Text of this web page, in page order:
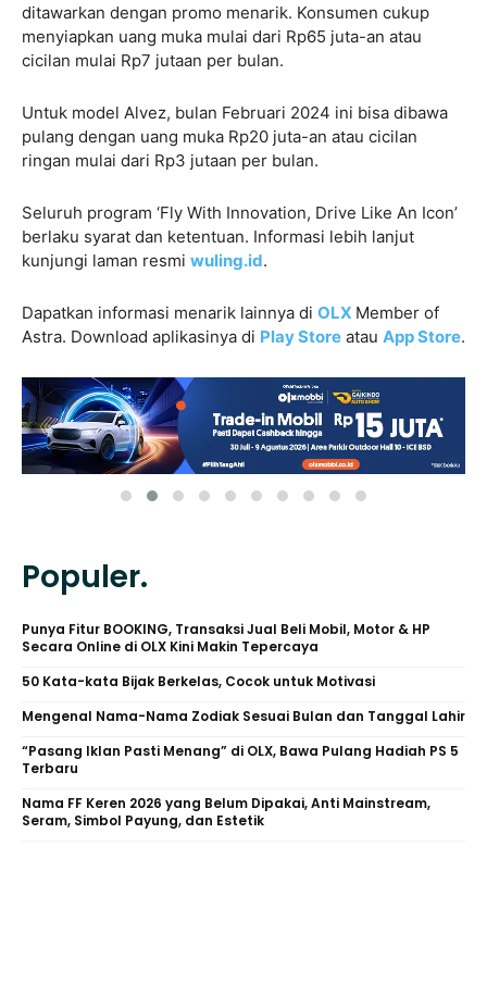
ditawarkan dengan promo menarik. Konsumen cukup
menyiapkan uang muka mulai dari Rp65 juta-an atau
cicilan mulai Rp7 jutaan per bulan.
Untuk model Alvez, bulan Februari 2024 ini bisa dibawa
pulang dengan uang muka Rp20 juta-an atau cicilan
ringan mulai dari Rp3 jutaan per bulan.
Seluruh program ‘Fly With Innovation, Drive Like An Icon’
berlaku syarat dan ketentuan. Informasi lebih lanjut
kunjungi laman resmi wuling.id.
Dapatkan informasi menarik lainnya di OLX Member of
Astra. Download aplikasinya di Play Store atau App Store.
Populer.
Punya Fitur BOOKING, Transaksi Jual Beli Mobil, Motor & HP
Secara Online di OLX Kini Makin Tepercaya
50 Kata-kata Bijak Berkelas, Cocok untuk Motivasi
Mengenal Nama-Nama Zodiak Sesuai Bulan dan Tanggal Lahir
“Pasang Iklan Pasti Menang” di OLX, Bawa Pulang Hadiah PS 5
Terbaru
Nama FF Keren 2026 yang Belum Dipakai, Anti Mainstream,
Seram, Simbol Payung, dan Estetik